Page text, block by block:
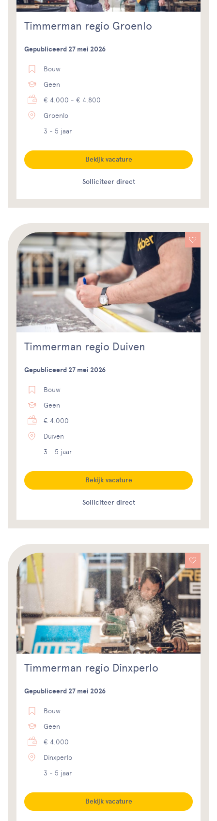
Timmerman regio Groenlo
Gepubliceerd 27 mei 2026
Bouw
Geen
€ 4.000 - € 4.800
Groenlo
3 - 5 jaar
Solliciteer direct
Bekijk vacature
Timmerman regio Duiven
Gepubliceerd 27 mei 2026
Bouw
Geen
€ 4.000
Duiven
3 - 5 jaar
Solliciteer direct
Bekijk vacature
Timmerman regio Dinxperlo
Gepubliceerd 27 mei 2026
Bouw
Geen
€ 4.000
Dinxperlo
3 - 5 jaar
Bekijk vacature